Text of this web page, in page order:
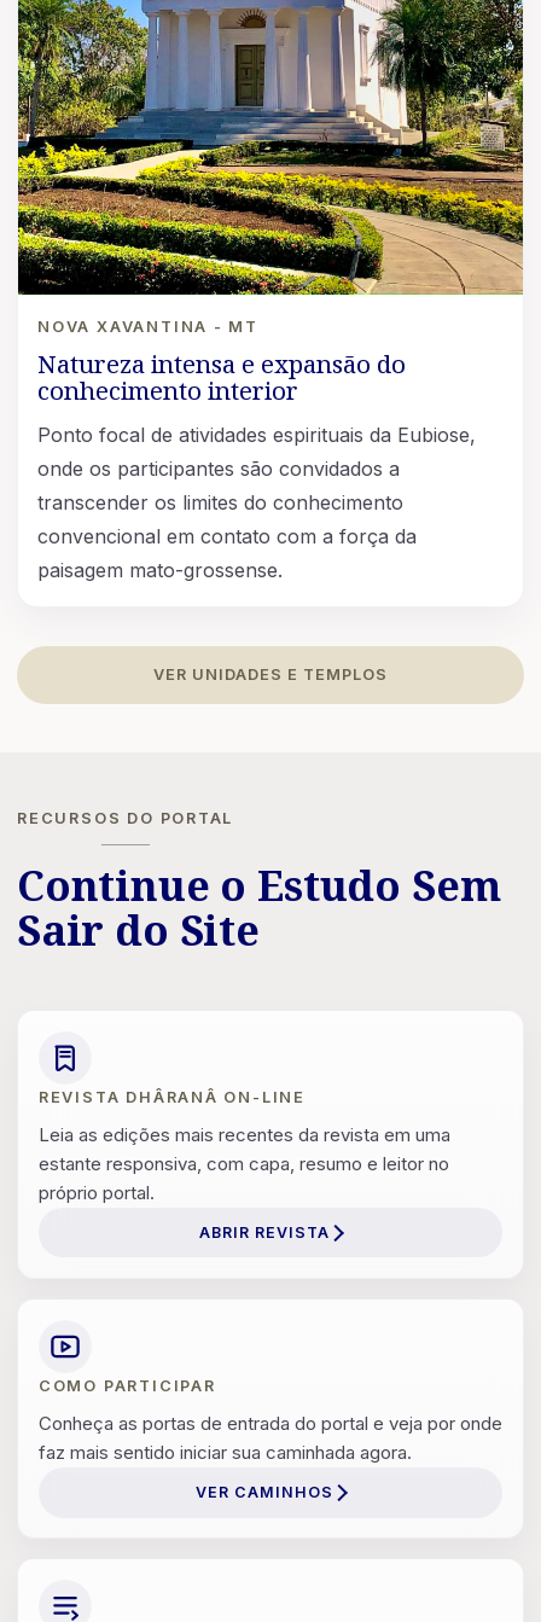
NOVA XAVANTINA - MT
Natureza intensa e expansão do
conhecimento interior
Ponto focal de atividades espirituais da Eubiose,
onde os participantes são convidados a
transcender os limites do conhecimento
convencional em contato com a força da
paisagem mato-grossense.
VER UNIDADES E TEMPLOS
RECURSOS DO PORTAL
Continue o Estudo Sem
Sair do Site
REVISTA DHÂRANÂ ON-LINE
Leia as edições mais recentes da revista em uma
estante responsiva, com capa, resumo e leitor no
próprio portal.
ABRIR REVISTA
COMO PARTICIPAR
Conheça as portas de entrada do portal e veja por onde
faz mais sentido iniciar sua caminhada agora.
VER CAMINHOS